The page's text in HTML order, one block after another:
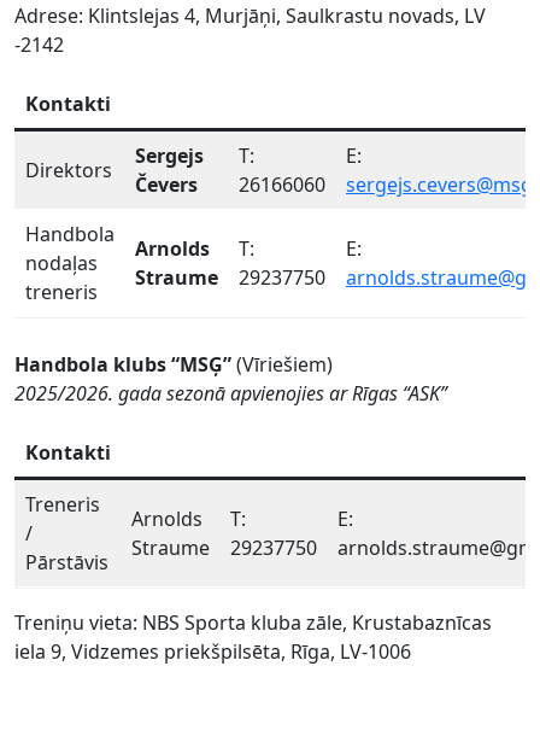
Adrese: Klintslejas 4, Murjāņi, Saulkrastu novads, LV
-2142
Kontakti
Direktors
Sergejs
Čevers
T:
26166060
E:
Handbola
nodaļas
treneris
Arnolds
Straume
T:
29237750
E:
Handbola klubs “MSĢ”(Vīriešiem)
2025/2026. gada sezonā apvienojies ar Rīgas “ASK”
Kontakti
Treneris
/
Pārstāvis
Arnolds
Straume
T:
29237750
E:
Treniņu vieta: NBS Sporta kluba zāle, Krustabaznīcas
iela 9, Vidzemes priekšpilsēta, Rīga, LV-1006